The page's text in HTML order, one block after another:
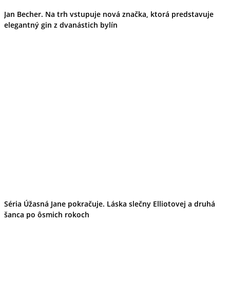
Jan Becher. Na trh vstupuje nová značka, ktorá predstavuje
elegantný gin z dvanástich bylín
Séria Úžasná Jane pokračuje. Láska slečny Elliotovej a druhá
šanca po ôsmich rokoch